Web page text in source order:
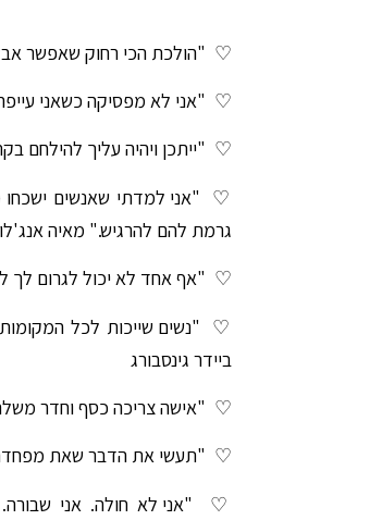
♡ "הולכת הכי רחוק שאפשר
♡ "אני לא מפסיקה כשאני
♡ "ייתכן ויהיה עליך
♡ "אני למדתי שאנשים
גרמת להם להרגיש." מאיה אנג'לו
♡ "אף אחד לא יכול לגרום לך
♡ "נשים שייכות לכל
ביידר גינסבורג
♡ "אישה צריכה כסף וחדר
♡ "תעשי את הדבר שאת מפחדת
♡ "אני לא חולה. אני